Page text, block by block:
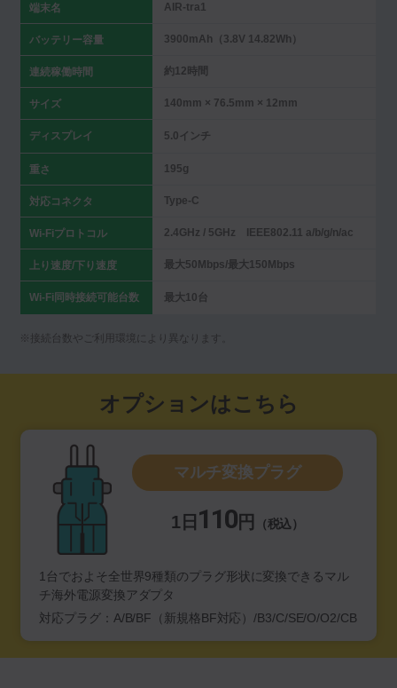
端末名 AIR-tra1
バッテリー容量 3900mAh（3.8V 14.82Wh）
連続稼働時間 約12時間
サイズ 140mm × 76.5mm × 12mm
ディスプレイ 5.0インチ
重さ 195g
対応コネクタ Type-C
Wi-Fiプロトコル 2.4GHz / 5GHz IEEE802.11 a/b/g/n/ac
上り速度/下り速度 最大50Mbps/最大150Mbps
Wi-Fi同時接続可能台数 最大10台
※接続台数やご利用環境により異なります。
オプションはこちら
マルチ変換プラグ
1日 110円 （税込）
1台でおよそ全世界9種類のプラグ形状に変換できるマル
チ海外電源変換アダプタ
対応プラグ：A/B/BF（新規格BF対応）/B3/C/SE/O/O2/CB